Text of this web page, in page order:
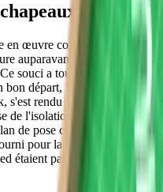
de roues
œuvre correcte si l'on n'a
auparavant ? Voilà le défi
souci a toutefois pu être ôté
départ, Mark Manders,
rendu sur le chantier
de l'isolation de toiture. De
de pose complet, et un
pour la pose, de sorte que
étaient parfaitement préparés